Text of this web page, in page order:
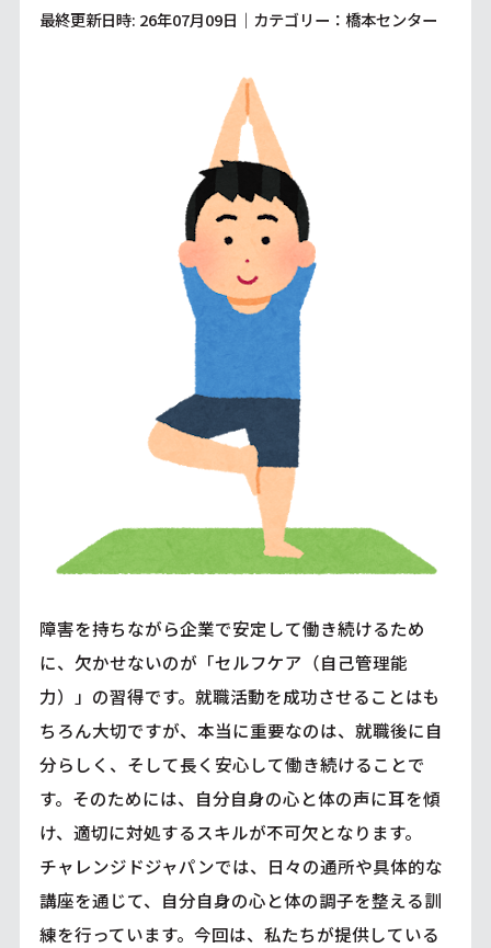
最終更新日時: 26年07月09日｜カテゴリー：橋本センター
障害を持ちながら企業で安定して働き続けるため
に、欠かせないのが「セルフケア（自己管理能
力）」の習得です。就職活動を成功させることはも
ちろん大切ですが、本当に重要なのは、就職後に自
分らしく、そして長く安心して働き続けることで
す。そのためには、自分自身の心と体の声に耳を傾
け、適切に対処するスキルが不可欠となります。
チャレンジドジャパンでは、日々の通所や具体的な
講座を通じて、自分自身の心と体の調子を整える訓
練を行っています。今回は、私たちが提供している